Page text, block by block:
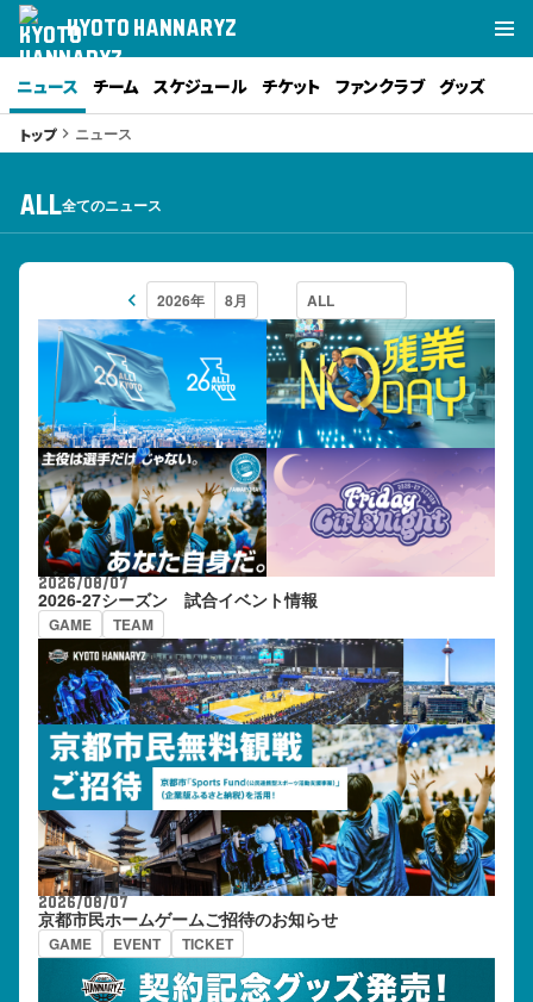
KYOTO HANNARYZ
ニュース チーム スケジュール チケット ファンクラブ グッズ
トップkeyboard_arrow_right ニュース
ALL全てのニュース
keyboard_arrow_left
2026/08/07
2026-27シーズン 試合イベント情報
GAME TEAM
2026/08/07
京都市民ホームゲームご招待のお知らせ
GAME EVENT TICKET